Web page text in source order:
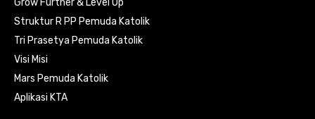
Struktur R PP Pemuda Katolik
Tri Prasetya Pemuda Katolik
Visi Misi
Mars Pemuda Katolik
Aplikasi KTA